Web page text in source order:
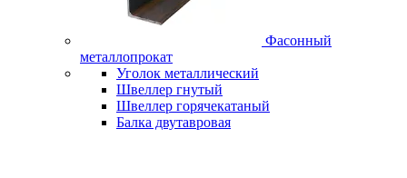
Фасонный
металлопрокат
Уголок металлический
Швеллер гнутый
Швеллер горячекатаный
Балка двутавровая